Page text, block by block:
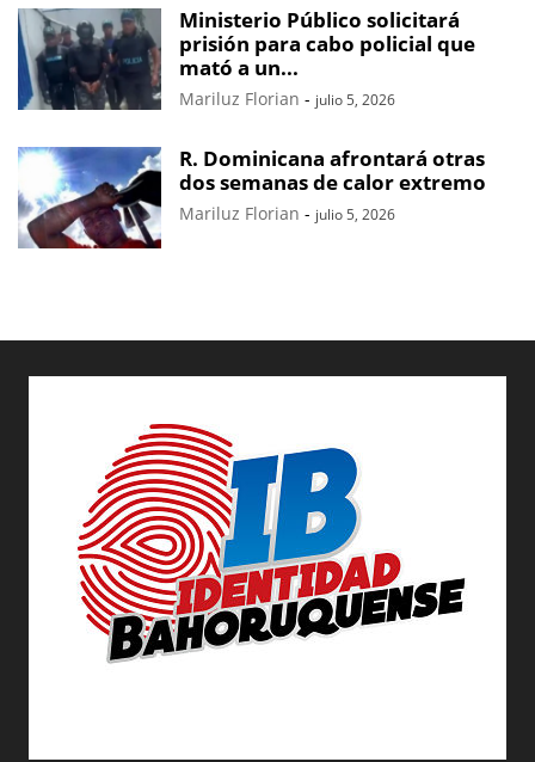
Ministerio Público solicitará
prisión para cabo policial que
mató a un...
Mariluz Florian - julio 5, 2026
R. Dominicana afrontará otras
dos semanas de calor extremo
Mariluz Florian - julio 5, 2026